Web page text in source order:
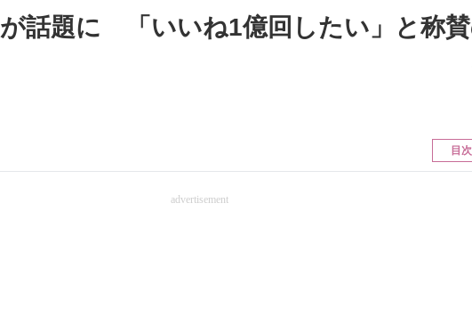
が話題に 「いいね1億回したい」と称
目
advertisement